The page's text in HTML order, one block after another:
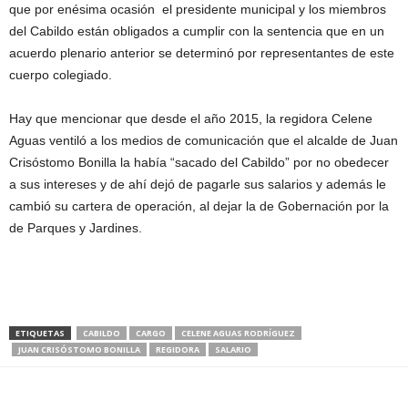
que por enésima ocasión el presidente municipal y los miembros
del Cabildo están obligados a cumplir con la sentencia que en un
acuerdo plenario anterior se determinó por representantes de este
cuerpo colegiado.
Hay que mencionar que desde el año 2015, la regidora Celene
Aguas ventiló a los medios de comunicación que el alcalde de Juan
Crisóstomo Bonilla la había “sacado del Cabildo” por no obedecer
a sus intereses y de ahí dejó de pagarle sus salarios y además le
cambió su cartera de operación, al dejar la de Gobernación por la
de Parques y Jardines.
ETIQUETAS CABILDO CARGO
CELENE AGUAS RODRÍGUEZ
JUAN CRISÓSTOMO BONILLA
REGIDORA SALARIO